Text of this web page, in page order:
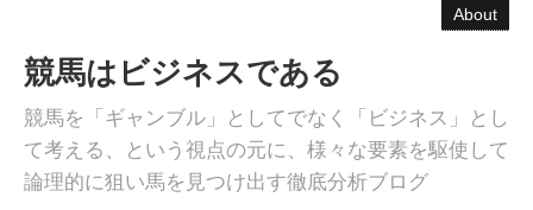
About
競馬はビジネスである
競馬を「ギャンブル」としてでなく「ビジネス」とし
て考える、という視点の元に、様々な要素を駆使して
論理的に狙い馬を見つけ出す徹底分析ブログ